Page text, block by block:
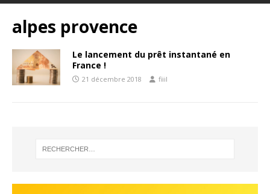
alpes provence
Le lancement du prêt instantané en
France !
21 décembre 2018 fiiil